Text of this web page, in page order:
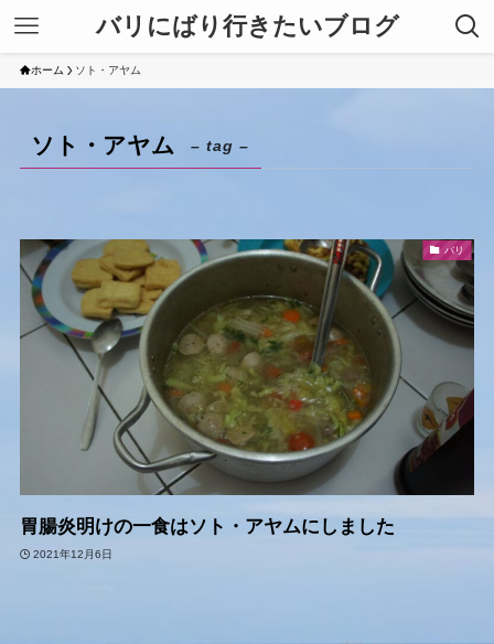
バリにばり行きたいブログ
ホーム ソト・アヤム
ソト・アヤム – tag –
バリ
胃腸炎明けの一食はソト・アヤムにしました
2021年12月6日